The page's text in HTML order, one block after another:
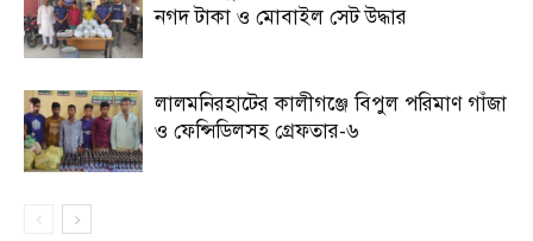
নগদ টাকা ও মোবাইল সেট উদ্ধার
লালমনিরহাটের কালীগঞ্জে বিপুল পরিমাণ গাঁজা
ও ফেন্সিডিলসহ গ্রেফতার-৬